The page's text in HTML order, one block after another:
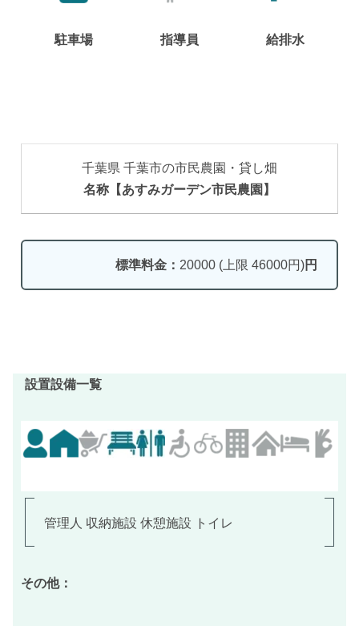
駐車場 指導員 給排水
千葉県 千葉市の市民農園・貸し畑
名称【あすみガーデン市民農園】
標準料金： 20000 (上限 46000円)円
設置設備一覧
管理人 収納施設 休憩施設 トイレ
その他：